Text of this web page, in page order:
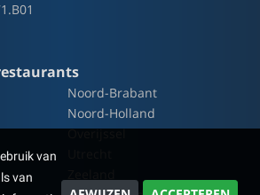
van
van
Noord-Brabant
Noord-Holland
Overijssel